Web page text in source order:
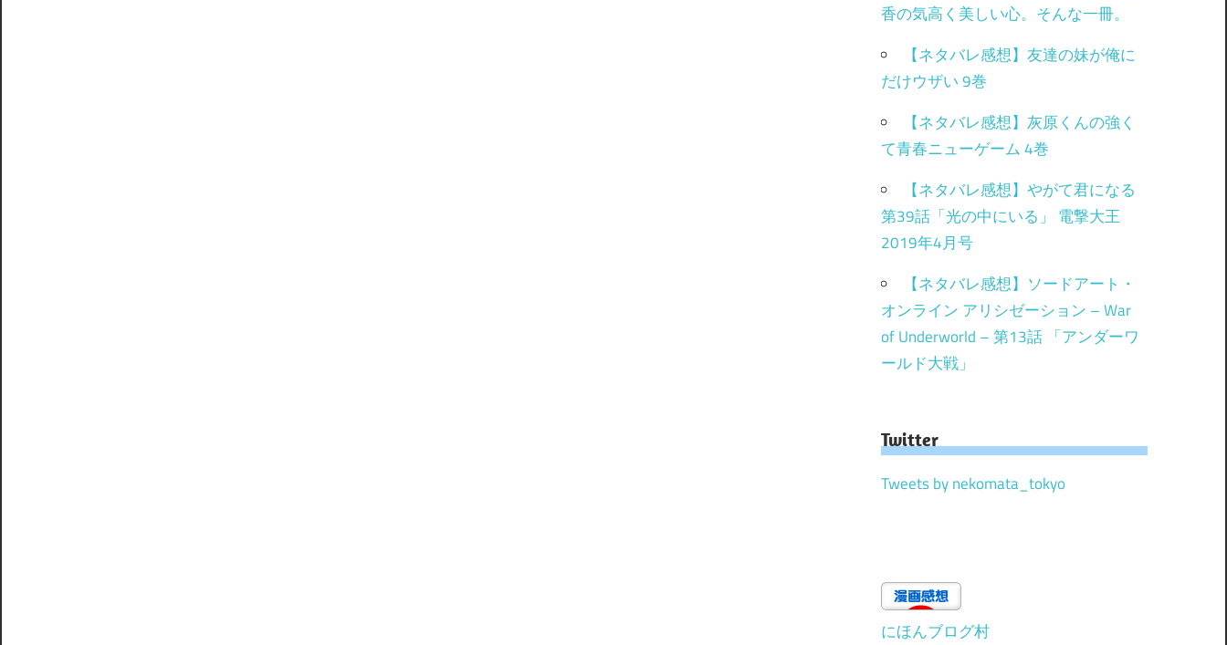
香の気高く美しい心。そんな一冊。
【ネタバレ感想】友達の妹が俺に
だけウザい 9巻
【ネタバレ感想】灰原くんの強く
て青春ニューゲーム 4巻
【ネタバレ感想】やがて君になる
第39話「光の中にいる」 電撃大王
2019年4月号
【ネタバレ感想】ソードアート・
オンライン アリシゼーション – War
of Underworld – 第13話 「アンダーワ
ールド大戦」
Twitter
Tweets by nekomata_tokyo
にほんブログ村